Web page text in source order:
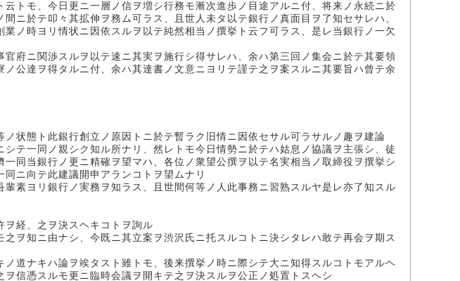
モ、今日更ニ一層ノ信ヲ増シ行務モ漸次進歩ノ目途アルニ付、将来ノ永続ニ於
ニ於テ叩々其拡伸ヲ務ム可ラス、且世人未タ以テ銀行ノ真面目ヲ了知セサレハ、
ノ時ヨリ情状ニ因依スルヲ以テ純然相当ノ撰挙ト云フ可ラス、是レ当銀行ノ一欠
ニ関渉スルヲ以テ速ニ其実ヲ施行シ得サレハ、余ハ第三回ノ集会ニ於テ其要領
公達ヲ得タルニ付、余ハ其達書ノ文意ニヨリテ謹テ之ヲ案スルニ其要旨ハ曾テ余
状態ト此銀行創立ノ原因トニ於テ暫ラク旧情ニ因依セサル可ラサルノ趣ヲ建論
テ一同ノ親シク知ル所ナリ、然レトモ今日情勢ニ於テハ姑息ノ協議ヲ主張シ、徒
同当銀行ノ更ニ精確ヲ望マハ、各位ノ衆望公撰ヲ以テ名実相当ノ取締役ヲ撰挙シ
ニ向テ此建議開申アランコトヲ望ムナリ
素ヨリ銀行ノ実務ヲ知ラス、且世間何等ノ人此事務ニ習熟スルヤ是レ亦了知スル
ヲ経、之ヲ決スヘキコトヲ詢ル
ヲ知ニ由ナシ、今既ニ其立案ヲ渋沢氏ニ托スルコトニ決シタレハ敢テ再会ヲ期ス
道ナキハ論ヲ竢タスト雖トモ、後来撰挙ノ時ニ際シテ大ニ知得スルコトモアルヘ
信憑スルモ更ニ臨時会議ヲ開キテ之ヲ決スルヲ公正ノ処置トスヘシ